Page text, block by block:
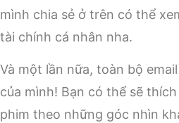
mình chia sẻ ở trên có thể
tài chính cá nhân nha.
Và một lần nữa, toàn bộ
của mình! Bạn có thể sẽ
phim theo những góc nhìn